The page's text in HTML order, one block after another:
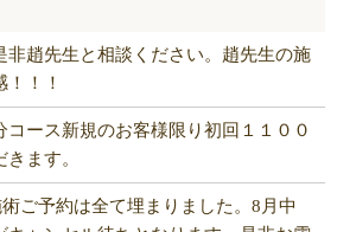
非趙先生と相談ください。趙先生の施
！！
コース新規のお客様限り初回１１００
ます。
ご予約は全て埋まりました。8月中